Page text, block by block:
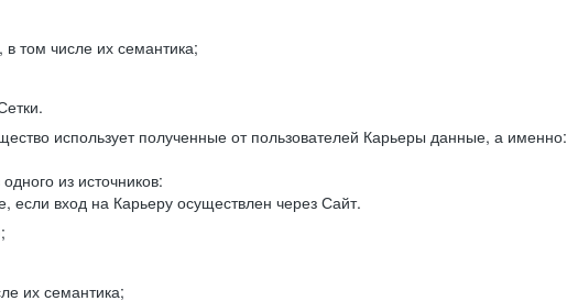
в том числе их семантика;
использует полученные от пользователей Карьеры данные, а именно:
из источников:
если вход на Карьеру осуществлен через Сайт.
их семантика;